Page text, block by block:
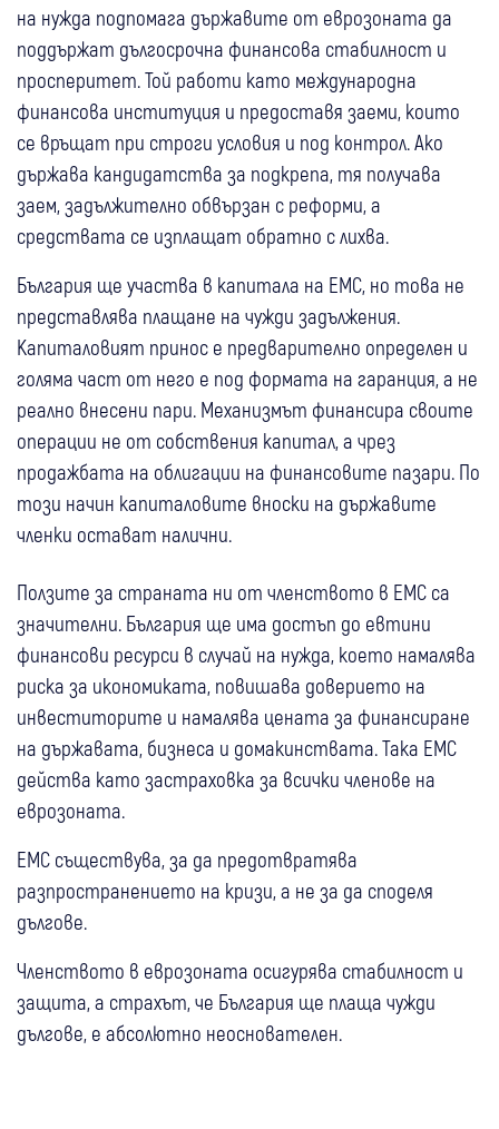
на нужда подпомага държавите от еврозоната да
поддържат дългосрочна финансова стабилност и
просперитет. Той работи като международна
финансова институция и предоставя заеми, които
се връщат при строги условия и под контрол. Ако
държава кандидатства за подкрепа, тя получава
заем, задължително обвързан с реформи, а
средствата се изплащат обратно с лихва.
България ще участва в капитала на ЕМС, но това не
представлява плащане на чужди задължения.
Капиталовият принос е предварително определен и
голяма част от него е под формата на гаранция, а не
реално внесени пари. Механизмът финансира своите
операции не от собствения капитал, а чрез
продажбата на облигации на финансовите пазари. По
този начин капиталовите вноски на държавите
членки остават налични.
Ползите за страната ни от членството в ЕМС са
значителни. България ще има достъп до евтини
финансови ресурси в случай на нужда, което намалява
риска за икономиката, повишава доверието на
инвеститорите и намалява цената за финансиране
на държавата, бизнеса и домакинствата. Така ЕМС
действа като застраховка за всички членове на
еврозоната.
ЕМС съществува, за да предотвратява
разпространението на кризи, а не за да споделя
дългове.
Членството в еврозоната осигурява стабилност и
защита, а страхът, че България ще плаща чужди
дългове, е абсолютно неоснователен.